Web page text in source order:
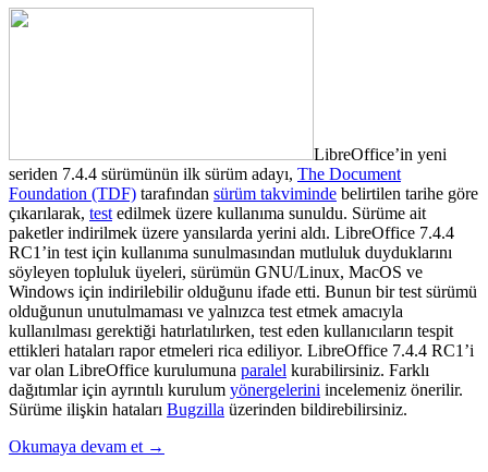
LibreOffice’in yeni
seriden 7.4.4 sürümünün ilk sürüm adayı, The Document
Foundation (TDF) tarafından sürüm takviminde belirtilen tarihe göre
çıkarılarak, test edilmek üzere kullanıma sunuldu. Sürüme ait
paketler indirilmek üzere yansılarda yerini aldı. LibreOffice 7.4.4
RC1’in test için kullanıma sunulmasından mutluluk duyduklarını
söyleyen topluluk üyeleri, sürümün GNU/Linux, MacOS ve
Windows için indirilebilir olduğunu ifade etti. Bunun bir test sürümü
olduğunun unutulmaması ve yalnızca test etmek amacıyla
kullanılması gerektiği hatırlatılırken, test eden kullanıcıların tespit
ettikleri hataları rapor etmeleri rica ediliyor. LibreOffice 7.4.4 RC1’i
var olan LibreOffice kurulumuna paralel kurabilirsiniz. Farklı
dağıtımlar için ayrıntılı kurulum yönergelerini incelemeniz önerilir.
Sürüme ilişkin hataları Bugzilla üzerinden bildirebilirsiniz.
Okumaya devam et →